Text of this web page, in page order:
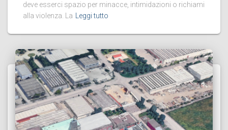
deve esserci spazio per minacce, intimidazioni o richiami
alla violenza. La Leggi tutto